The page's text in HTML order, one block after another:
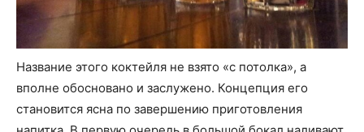
Название этого коктейля не взято «с потолка», а
вполне обосновано и заслужено. Концепция его
становится ясна по завершению приготовления